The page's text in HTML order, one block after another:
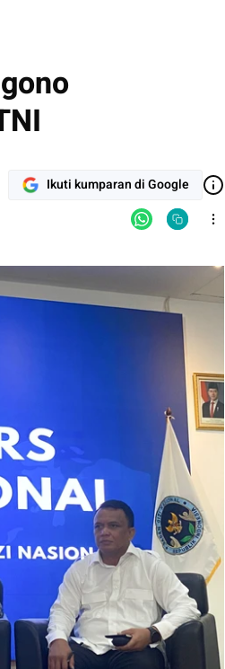
Ikuti kumparan di Google